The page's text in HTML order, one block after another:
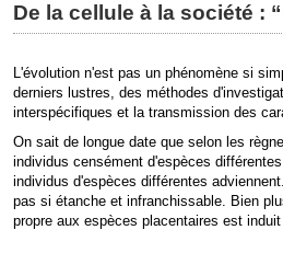
De la cellule à la société :
L'évolution n'est pas un phénomène si
derniers lustres, des méthodes
interspécifiques et la transmission des
On sait de longue date que selon les
individus censément d'espèces
individus d'espèces différentes
pas si étanche et infranchissable. Bien
propre aux espèces placentaires est